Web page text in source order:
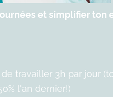
et simplifier ton
travailler 3h par jour
l'an dernier!)